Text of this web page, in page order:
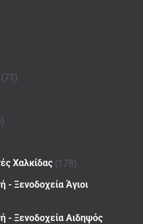
(71)
Χαλκίδας (178)
- Ξενοδοχεία Άγιοι
- Ξενοδοχεία Αιδηψός